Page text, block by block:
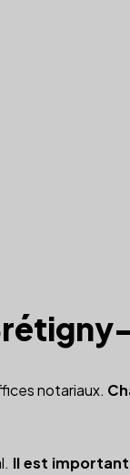
notariaux.
Il est